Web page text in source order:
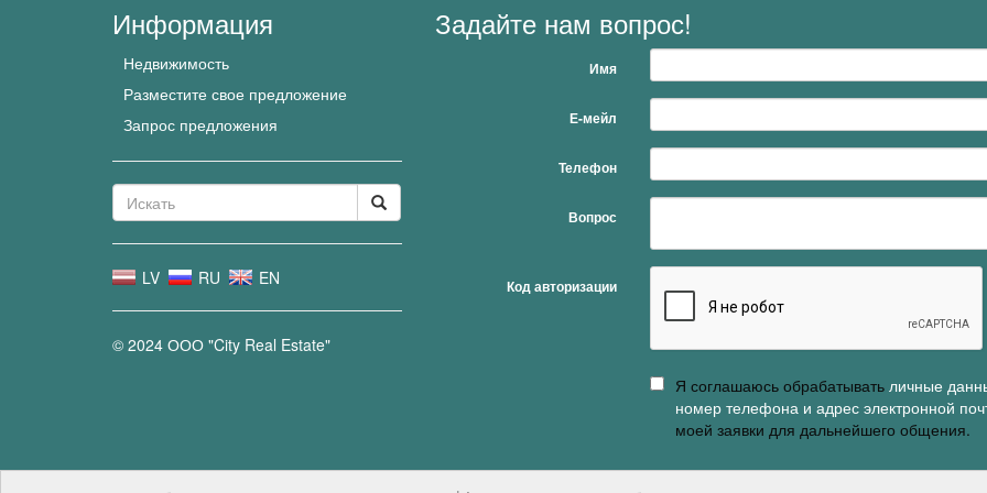
Информация
Недвижимость
Разместите свое предложение
Запрос предложения
LV RU EN
© 2024 ООО "City Real Estate"
Задайте нам вопрос!
Имя
Е-мейл
Телефон
Вопрос
Код авторизации
Я соглашаюсь обрабатывать личные
номер телефона и адрес электронной
моей заявки для дальнейшего общения.